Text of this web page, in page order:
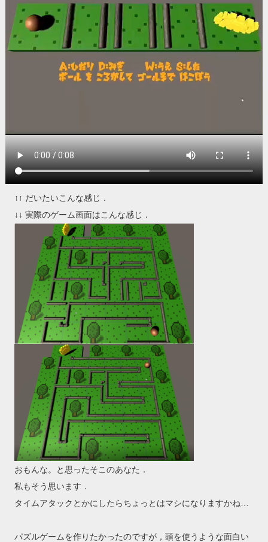
↑↑ だいたいこんな感じ．
↓↓ 実際のゲーム画面はこんな感じ．
おもんな。と思ったそこのあなた．
私もそう思います．
タイムアタックとかにしたらちょっとはマシになりますかね…
パズルゲームを作りたかったのですが，頭を使うような面白い